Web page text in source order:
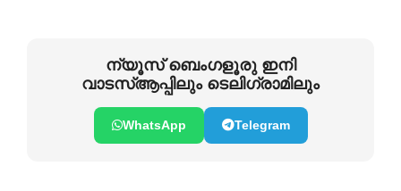
ന്യൂസ് ബെംഗളൂരു ഇനി
വാടസ്ആപ്പിലും ടെലിഗ്രാമിലും
WhatsApp Telegram